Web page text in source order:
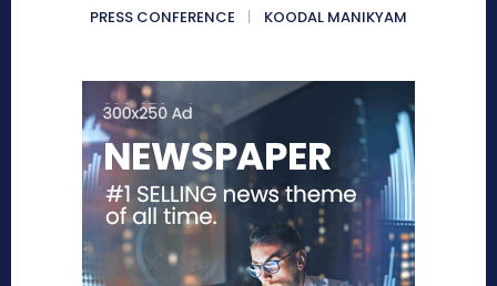
PRESS CONFERENCE
KOODAL MANIKYAM